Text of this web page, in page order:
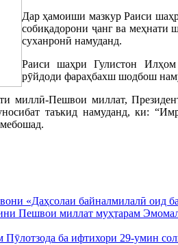
Дар ҳамоиши мазкур Раиси
собиқадорони ҷанг ва меҳнати
суханронӣ намуданд.
Раиси шаҳри Гулистон
рӯйдоди фараҳбахш шодбош
миллӣ-Пешвои миллат,
таъкид намуданд, ки:
«Даҳсолаи байналмилалӣ оид
Пешвои миллат муҳтарам
ба ифтихори 29-умин